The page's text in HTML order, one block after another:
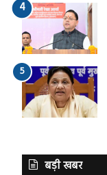
बड़ी खबर